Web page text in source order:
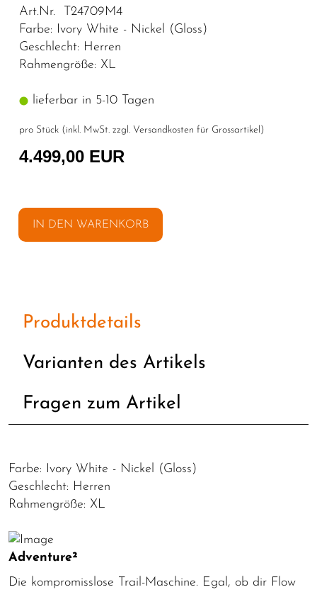
Art.Nr. T24709M4
Farbe: Ivory White - Nickel (Gloss)
Geschlecht: Herren
Rahmengröße: XL
lieferbar in 5-10 Tagen
pro Stück (inkl. MwSt. zzgl. Versandkosten für Grossartikel )
4.499,00 EUR
IN DEN WARENKORB
Produktdetails
Varianten des Artikels
Fragen zum Artikel
Farbe: Ivory White - Nickel (Gloss)
Geschlecht: Herren
Rahmengröße: XL
Adventure²
Die kompromisslose Trail-Maschine. Egal, ob dir Flow